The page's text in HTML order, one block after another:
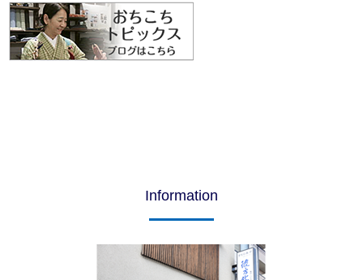
Information